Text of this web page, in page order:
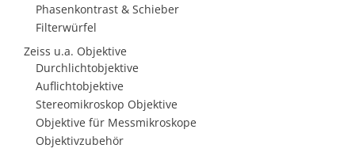
Phasenkontrast & Schieber
Filterwürfel
Zeiss u.a. Objektive
Durchlichtobjektive
Auflichtobjektive
Stereomikroskop Objektive
Objektive für Messmikroskope
Objektivzubehör